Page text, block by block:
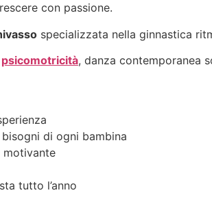
con passione.
specializzata nella ginnastica
psicomotricità, danza contemporanea
di ogni bambina
motivante
tutto l’anno